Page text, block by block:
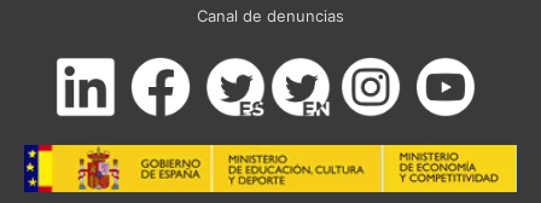
Canal de denuncias